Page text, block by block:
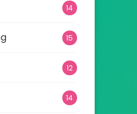
14
15
12
14